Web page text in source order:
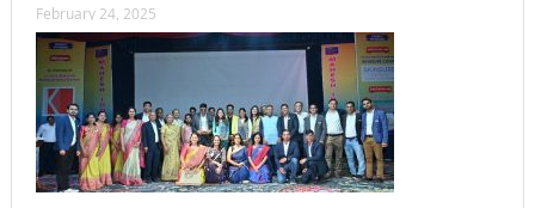
February 24, 2025